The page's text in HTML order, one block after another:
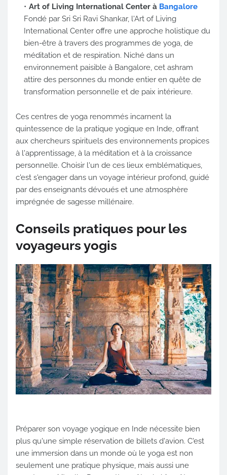
Art of Living International Center à Bangalore
Fondé par Sri Sri Ravi Shankar, l'Art of Living
International Center offre une approche holistique du
bien-être à travers des programmes de yoga, de
méditation et de respiration. Niché dans un
environnement paisible à Bangalore, cet ashram
attire des personnes du monde entier en quête de
transformation personnelle et de paix intérieure.
Ces centres de yoga renommés incarnent la
quintessence de la pratique yogique en Inde, offrant
aux chercheurs spirituels des environnements propices
à l'apprentissage, à la méditation et à la croissance
personnelle. Choisir l'un de ces lieux emblématiques,
c'est s'engager dans un voyage intérieur profond, guidé
par des enseignants dévoués et une atmosphère
imprégnée de sagesse millénaire.
Conseils pratiques pour les
voyageurs yogis
Préparer son voyage yogique en Inde nécessite bien
plus qu'une simple réservation de billets d'avion. C'est
une immersion dans un monde où le yoga est non
seulement une pratique physique, mais aussi une